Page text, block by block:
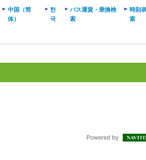
中国（简
体）
한
국
バス運賃・乗換検
索
時刻
索